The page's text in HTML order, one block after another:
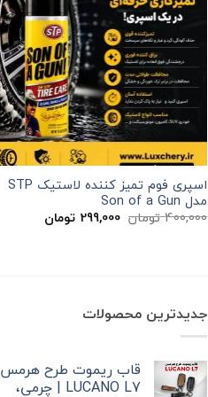
اسپری فوم تمیز کننده لاستیک STP
مدل Son of a Gun
400,000 تومان قیمت
اصلی
299,000 تومان
جدیدترین محصولات
قاب ریموت طرح هرمس
LUCANO L7 | چرمی،